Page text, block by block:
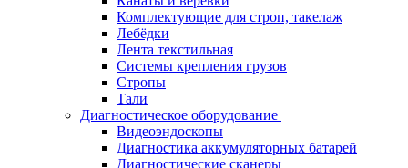
Комплектующие для строп, такелаж
Лебёдки
Лента текстильная
Системы крепления грузов
Стропы
Тали
Диагностическое оборудование
Видеоэндоскопы
Диагностика аккумуляторных батарей
Диагностические сканеры